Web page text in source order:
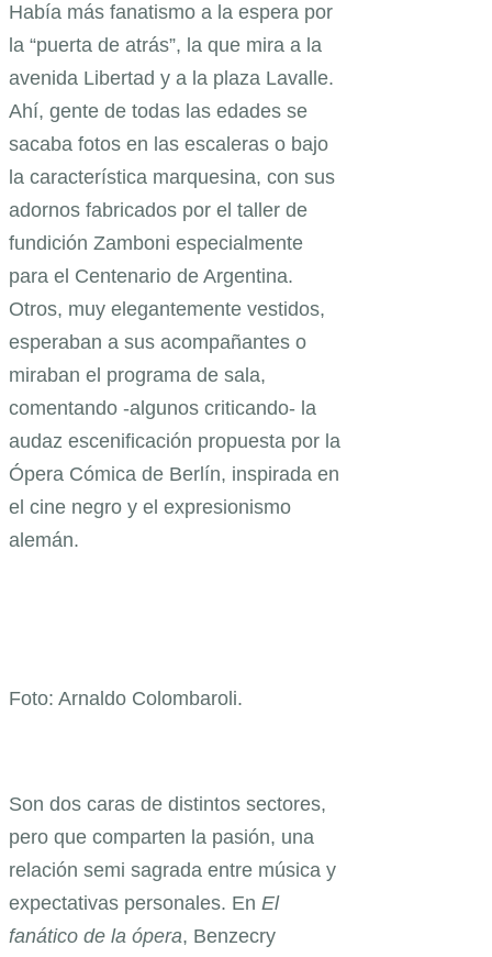
Había más fanatismo a la espera por
la “puerta de atrás”, la que mira a la
avenida Libertad y a la plaza Lavalle.
Ahí, gente de todas las edades se
sacaba fotos en las escaleras o bajo
la característica marquesina, con sus
adornos fabricados por el taller de
fundición Zamboni especialmente
para el Centenario de Argentina.
Otros, muy elegantemente vestidos,
esperaban a sus acompañantes o
miraban el programa de sala,
comentando -algunos criticando- la
audaz escenificación propuesta por la
Ópera Cómica de Berlín, inspirada en
el cine negro y el expresionismo
alemán.
Foto: Arnaldo Colombaroli.
Son dos caras de distintos sectores,
pero que comparten la pasión, una
relación semi sagrada entre música y
expectativas personales. En El
fanático de la ópera, Benzecry